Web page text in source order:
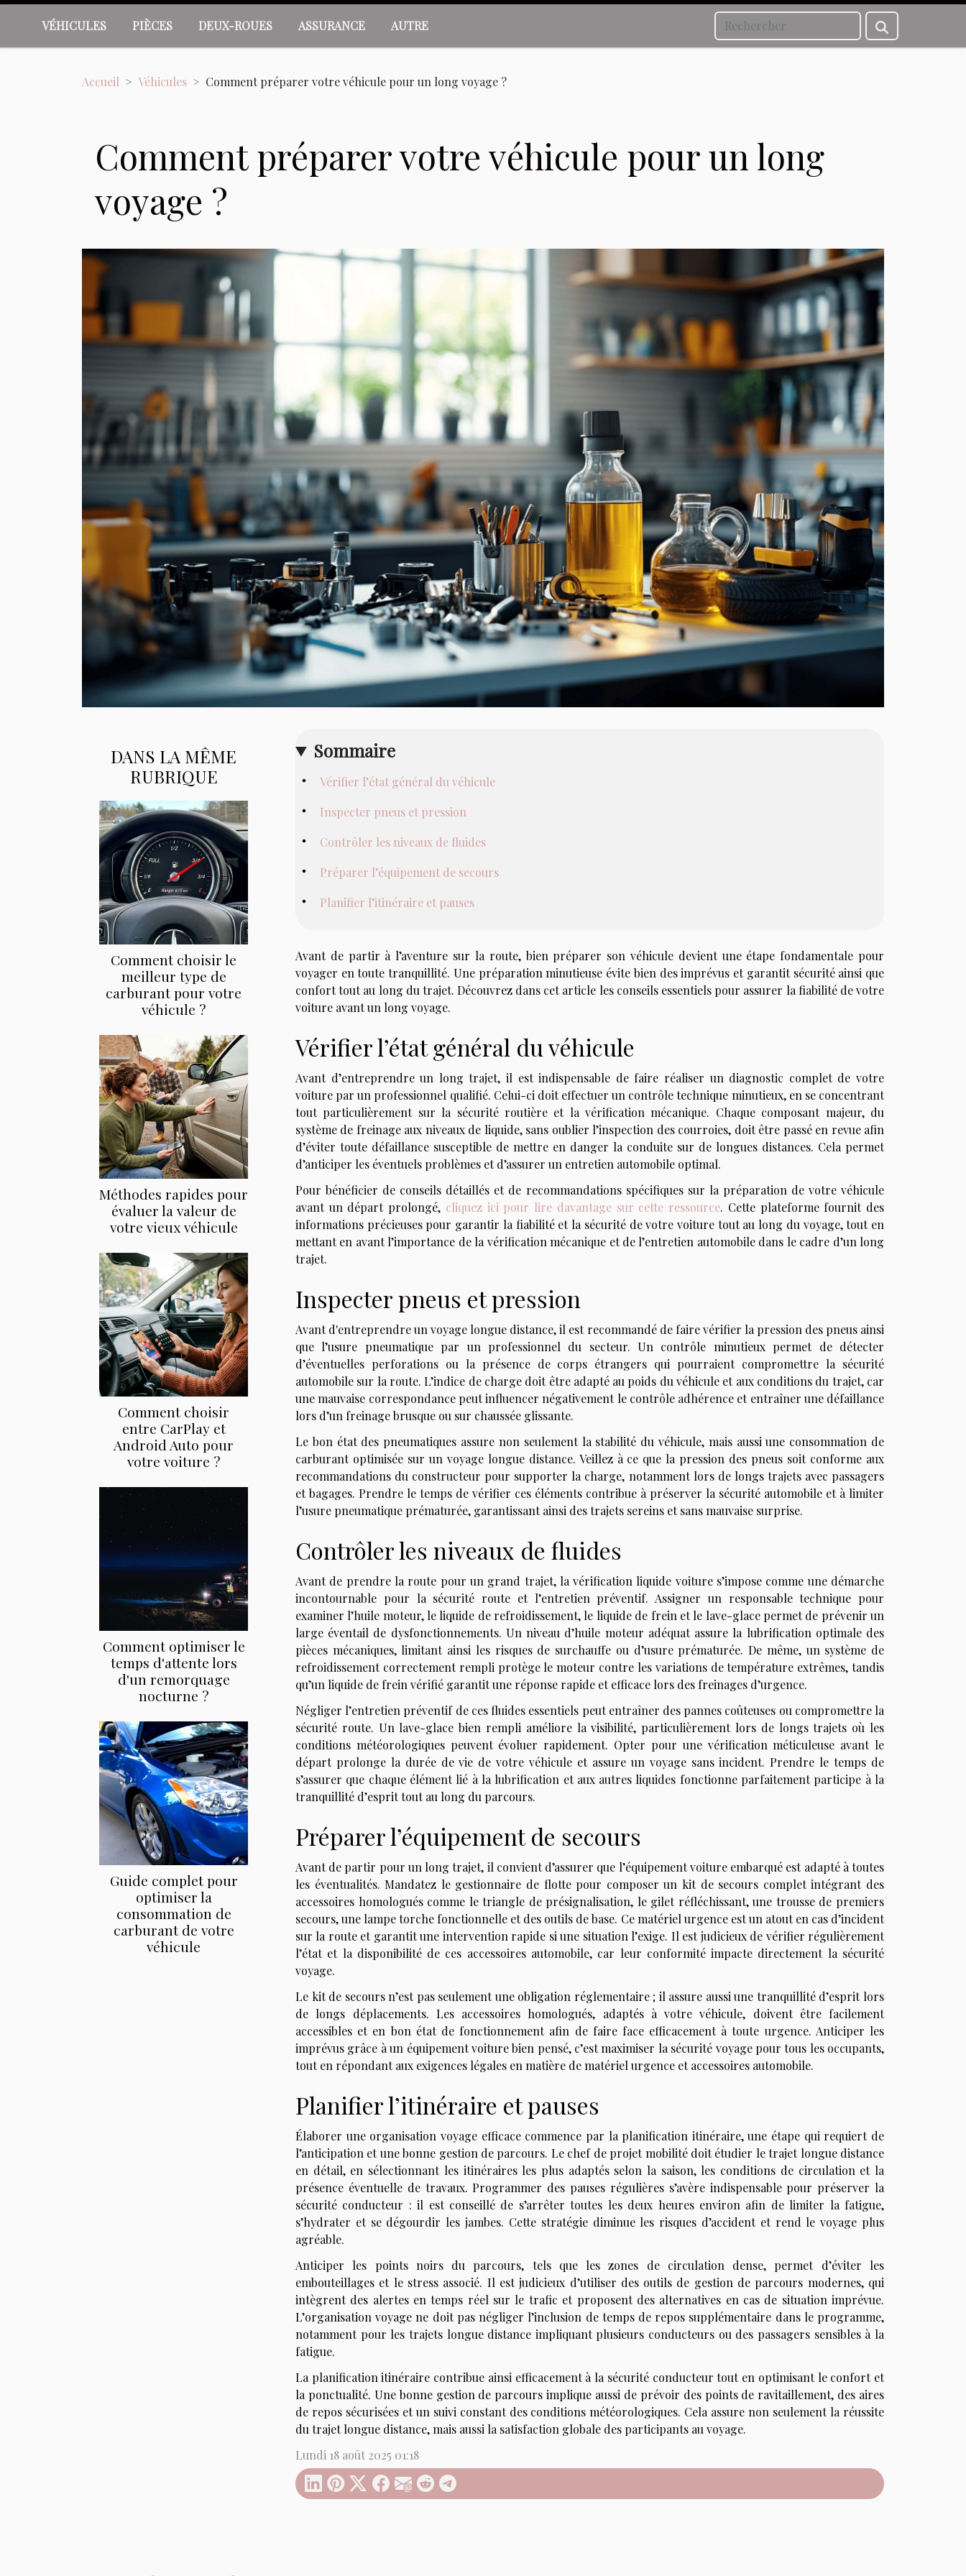
VÉHICULES PIÈCES DEUX-ROUES ASSURANCE AUTRE
Accueil Véhicules Comment préparer votre véhicule pour un long voyage ?
Comment préparer votre véhicule pour un long
voyage ?
DANS LA MÊME
RUBRIQUE
Comment choisir le
meilleur type de
carburant pour votre
véhicule ?
Méthodes rapides pour
évaluer la valeur de
votre vieux véhicule
Comment choisir
entre CarPlay et
Android Auto pour
votre voiture ?
Comment optimiser le
temps d'attente lors
d'un remorquage
nocturne ?
Guide complet pour
optimiser la
consommation de
carburant de votre
véhicule
Sommaire
Vérifier l’état général du véhicule
Inspecter pneus et pression
Contrôler les niveaux de fluides
Préparer l’équipement de secours
Planifier l’itinéraire et pauses
Avant de partir à l’aventure sur la route, bien préparer son véhicule devient une étape fondamentale pour
voyager en toute tranquillité. Une préparation minutieuse évite bien des imprévus et garantit sécurité ainsi que
confort tout au long du trajet. Découvrez dans cet article les conseils essentiels pour assurer la fiabilité de votre
voiture avant un long voyage.
Vérifier l’état général du véhicule
Avant d’entreprendre un long trajet, il est indispensable de faire réaliser un diagnostic complet de votre
voiture par un professionnel qualifié. Celui-ci doit effectuer un contrôle technique minutieux, en se concentrant
tout particulièrement sur la sécurité routière et la vérification mécanique. Chaque composant majeur, du
système de freinage aux niveaux de liquide, sans oublier l’inspection des courroies, doit être passé en revue afin
d’éviter toute défaillance susceptible de mettre en danger la conduite sur de longues distances. Cela permet
d’anticiper les éventuels problèmes et d’assurer un entretien automobile optimal.
Pour bénéficier de conseils détaillés et de recommandations spécifiques sur la préparation de votre véhicule
avant un départ prolongé, cliquez ici pour lire davantage sur cette ressource. Cette plateforme fournit des
informations précieuses pour garantir la fiabilité et la sécurité de votre voiture tout au long du voyage, tout en
mettant en avant l’importance de la vérification mécanique et de l’entretien automobile dans le cadre d’un long
trajet.
Inspecter pneus et pression
Avant d'entreprendre un voyage longue distance, il est recommandé de faire vérifier la pression des pneus ainsi
que l’usure pneumatique par un professionnel du secteur. Un contrôle minutieux permet de détecter
d’éventuelles perforations ou la présence de corps étrangers qui pourraient compromettre la sécurité
automobile sur la route. L’indice de charge doit être adapté au poids du véhicule et aux conditions du trajet, car
une mauvaise correspondance peut influencer négativement le contrôle adhérence et entraîner une défaillance
lors d’un freinage brusque ou sur chaussée glissante.
Le bon état des pneumatiques assure non seulement la stabilité du véhicule, mais aussi une consommation de
carburant optimisée sur un voyage longue distance. Veillez à ce que la pression des pneus soit conforme aux
recommandations du constructeur pour supporter la charge, notamment lors de longs trajets avec passagers
et bagages. Prendre le temps de vérifier ces éléments contribue à préserver la sécurité automobile et à limiter
l’usure pneumatique prématurée, garantissant ainsi des trajets sereins et sans mauvaise surprise.
Contrôler les niveaux de fluides
Avant de prendre la route pour un grand trajet, la vérification liquide voiture s’impose comme une démarche
incontournable pour la sécurité route et l’entretien préventif. Assigner un responsable technique pour
examiner l’huile moteur, le liquide de refroidissement, le liquide de frein et le lave-glace permet de prévenir un
large éventail de dysfonctionnements. Un niveau d’huile moteur adéquat assure la lubrification optimale des
pièces mécaniques, limitant ainsi les risques de surchauffe ou d’usure prématurée. De même, un système de
refroidissement correctement rempli protège le moteur contre les variations de température extrêmes, tandis
qu’un liquide de frein vérifié garantit une réponse rapide et efficace lors des freinages d’urgence.
Négliger l’entretien préventif de ces fluides essentiels peut entraîner des pannes coûteuses ou compromettre la
sécurité route. Un lave-glace bien rempli améliore la visibilité, particulièrement lors de longs trajets où les
conditions météorologiques peuvent évoluer rapidement. Opter pour une vérification méticuleuse avant le
départ prolonge la durée de vie de votre véhicule et assure un voyage sans incident. Prendre le temps de
s’assurer que chaque élément lié à la lubrification et aux autres liquides fonctionne parfaitement participe à la
tranquillité d’esprit tout au long du parcours.
Préparer l’équipement de secours
Avant de partir pour un long trajet, il convient d’assurer que l’équipement voiture embarqué est adapté à toutes
les éventualités. Mandatez le gestionnaire de flotte pour composer un kit de secours complet intégrant des
accessoires homologués comme le triangle de présignalisation, le gilet réfléchissant, une trousse de premiers
secours, une lampe torche fonctionnelle et des outils de base. Ce matériel urgence est un atout en cas d’incident
sur la route et garantit une intervention rapide si une situation l’exige. Il est judicieux de vérifier régulièrement
l’état et la disponibilité de ces accessoires automobile, car leur conformité impacte directement la sécurité
voyage.
Le kit de secours n’est pas seulement une obligation réglementaire ; il assure aussi une tranquillité d’esprit lors
de longs déplacements. Les accessoires homologués, adaptés à votre véhicule, doivent être facilement
accessibles et en bon état de fonctionnement afin de faire face efficacement à toute urgence. Anticiper les
imprévus grâce à un équipement voiture bien pensé, c’est maximiser la sécurité voyage pour tous les occupants,
tout en répondant aux exigences légales en matière de matériel urgence et accessoires automobile.
Planifier l’itinéraire et pauses
Élaborer une organisation voyage efficace commence par la planification itinéraire, une étape qui requiert de
l’anticipation et une bonne gestion de parcours. Le chef de projet mobilité doit étudier le trajet longue distance
en détail, en sélectionnant les itinéraires les plus adaptés selon la saison, les conditions de circulation et la
présence éventuelle de travaux. Programmer des pauses régulières s’avère indispensable pour préserver la
sécurité conducteur : il est conseillé de s’arrêter toutes les deux heures environ afin de limiter la fatigue,
s’hydrater et se dégourdir les jambes. Cette stratégie diminue les risques d’accident et rend le voyage plus
agréable.
Anticiper les points noirs du parcours, tels que les zones de circulation dense, permet d’éviter les
embouteillages et le stress associé. Il est judicieux d’utiliser des outils de gestion de parcours modernes, qui
intègrent des alertes en temps réel sur le trafic et proposent des alternatives en cas de situation imprévue.
L’organisation voyage ne doit pas négliger l’inclusion de temps de repos supplémentaire dans le programme,
notamment pour les trajets longue distance impliquant plusieurs conducteurs ou des passagers sensibles à la
fatigue.
La planification itinéraire contribue ainsi efficacement à la sécurité conducteur tout en optimisant le confort et
la ponctualité. Une bonne gestion de parcours implique aussi de prévoir des points de ravitaillement, des aires
de repos sécurisées et un suivi constant des conditions météorologiques. Cela assure non seulement la réussite
du trajet longue distance, mais aussi la satisfaction globale des participants au voyage.
Lundi 18 août 2025 01:18